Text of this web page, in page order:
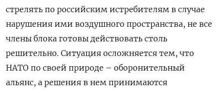
стрелять по российским истребителям в случае
нарушения ими воздушного пространства, не все
члены блока готовы действовать столь
решительно. Ситуация осложняется тем, что
НАТО по своей природе – оборонительный
альянс, а решения в нем принимаются